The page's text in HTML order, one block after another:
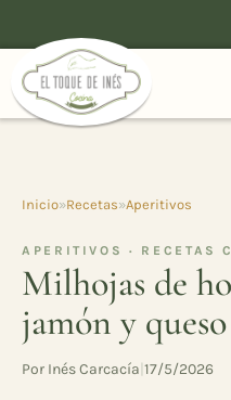
Inicio»Recetas»Aperitivos
APERITIVOS · RECETAS
Milhojas de
jamón y queso
Por Inés Carcacía 17/5/2026